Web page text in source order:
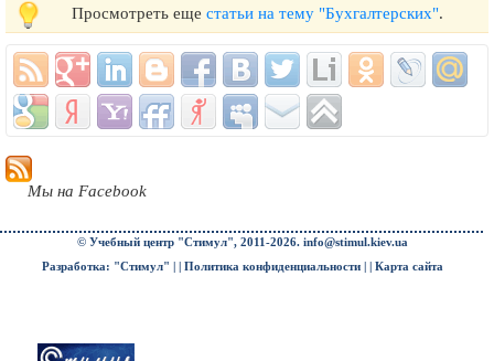
Просмотреть еще статьи на тему "Бухгалтерских".
Мы на Facebook
© Учебный центр "Стимул", 2011-2026. info@stimul.kiev.ua
Разработка: "Стимул" | | Политика конфиденциальности| | Карта сайта